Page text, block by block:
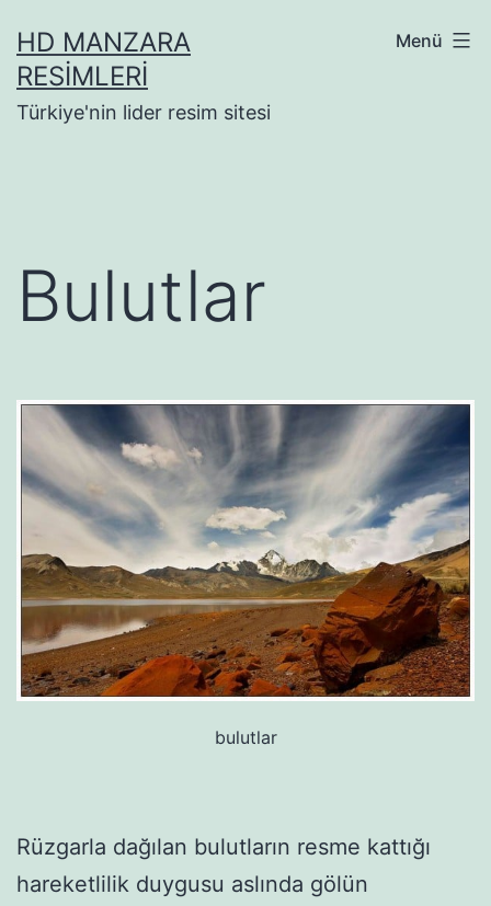
geçHD MANZARA
RESIMLERI
Türkiye'nin lider resim sitesi
Menü
Bulutlar
bulutlar
Rüzgarla dağılan bulutların resme kattığı
hareketlilik duygusu aslında gölün